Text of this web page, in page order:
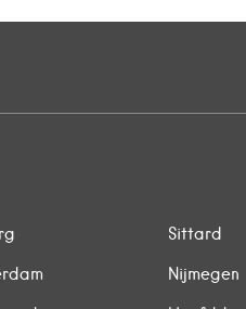
Sittard
Nijmegen